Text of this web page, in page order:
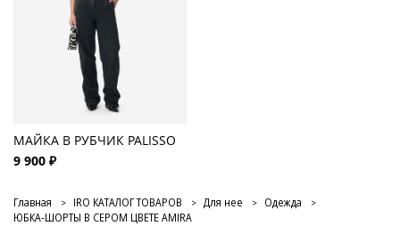
МАЙКА В РУБЧИК PALISSO
9 900 ₽
Главная IRO КАТАЛОГ ТОВАРОВ Для нее
Одежда
ЮБКА-ШОРТЫ В СЕРОМ ЦВЕТЕ AMIRA